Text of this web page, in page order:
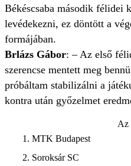
Békéscsaba második félidei
levédekezni, ez döntött a
formájában.
Brlázs Gábor: – Az első
szerencse mentett meg
próbáltam stabilizálni a
kontra után győzelmet
Az
1. MTK Budapest
2. Soroksár SC